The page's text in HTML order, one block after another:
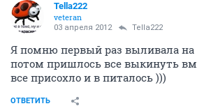
Tella222
veteran
03 апреля 2012 Tella222
Я помню первый раз выливала на
потом пришлось все выкинуть
все присохло и в питалось )))
ОТВЕТИТЬ